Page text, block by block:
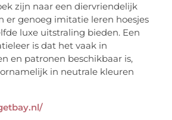
zijn naar een diervriendelijk
er genoeg imitatie leren hoesjes
luxe uitstraling bieden. Een
is dat het vaak in
en patronen beschikbaar is,
in neutrale kleuren